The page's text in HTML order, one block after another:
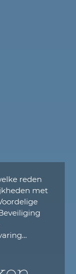
reden
met